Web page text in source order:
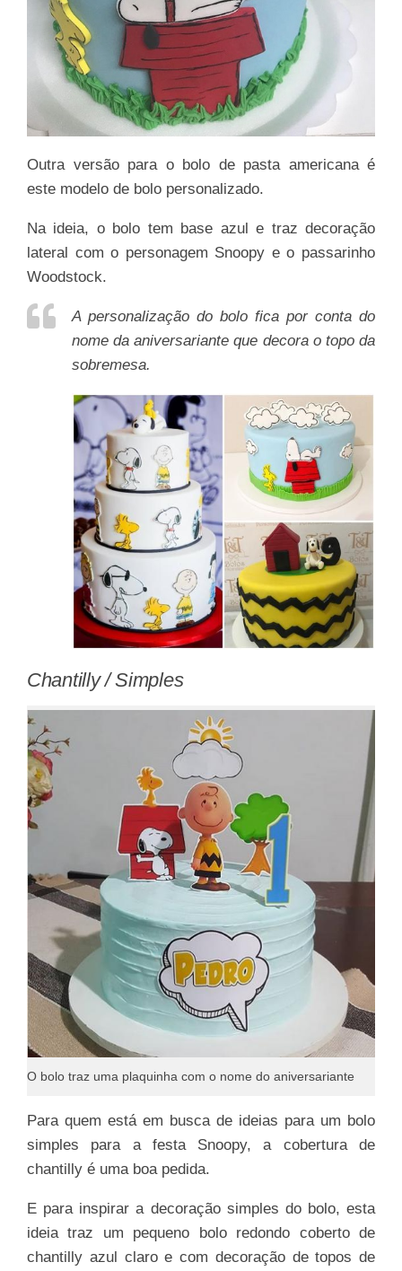
Outra versão para o bolo de pasta americana é
este modelo de bolo personalizado.
Na ideia, o bolo tem base azul e traz decoração
lateral com o personagem Snoopy e o passarinho
Woodstock.
A personalização do bolo fica por conta do
nome da aniversariante que decora o topo da
sobremesa.
Chantilly / Simples
O bolo traz uma plaquinha com o nome do aniversariante
Para quem está em busca de ideias para um bolo
simples para a festa Snoopy, a cobertura de
chantilly é uma boa pedida.
E para inspirar a decoração simples do bolo, esta
ideia traz um pequeno bolo redondo coberto de
chantilly azul claro e com decoração de topos de